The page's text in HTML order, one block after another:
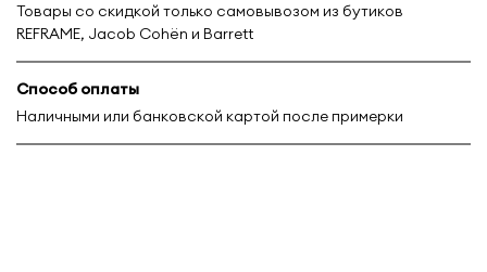
Товары со скидкой только самовывозом из бутиков
REFRAME, Jacob Cohën и Barrett
Способ оплаты
Наличными или банковской картой после примерки